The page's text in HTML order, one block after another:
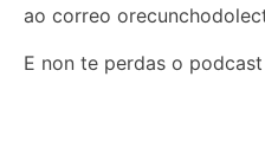
ao correo
E non te perdas o